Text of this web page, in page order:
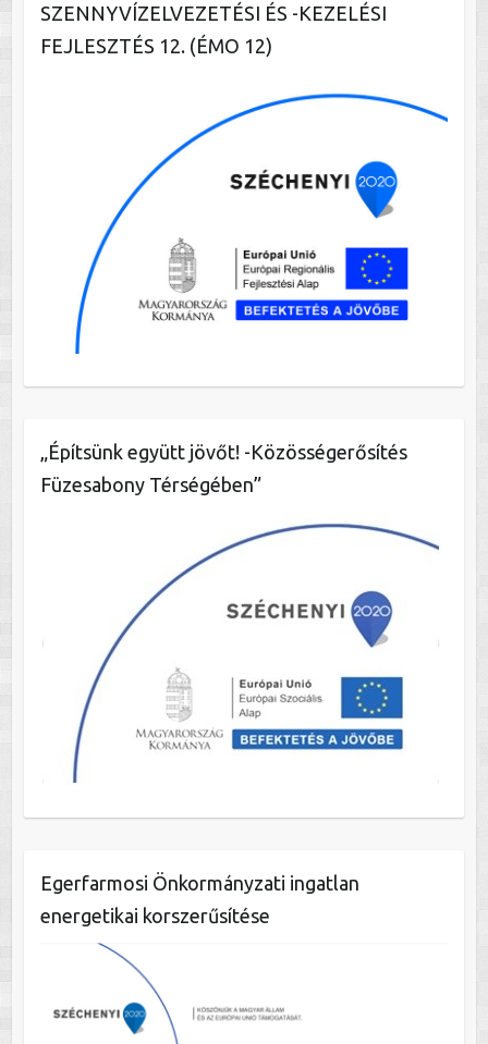
SZENNYVÍZELVEZETÉSI ÉS -KEZELÉSI
FEJLESZTÉS 12. (ÉMO 12)
„Építsünk együtt jövőt! -Közösségerősítés
Füzesabony Térségében”
Egerfarmosi Önkormányzati ingatlan
energetikai korszerűsítése